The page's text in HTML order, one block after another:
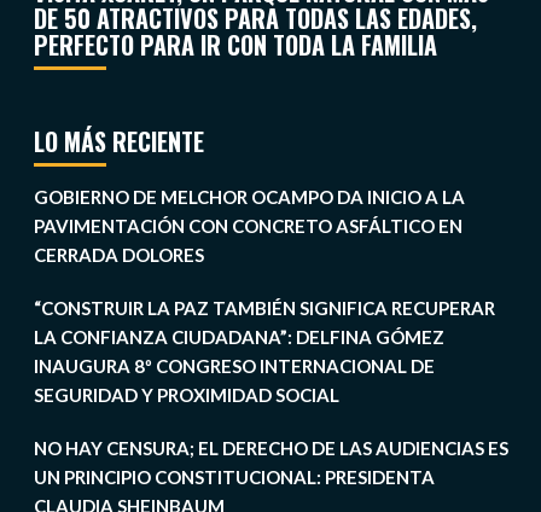
DE 50 ATRACTIVOS PARA TODAS LAS EDADES,
PERFECTO PARA IR CON TODA LA FAMILIA
LO MÁS RECIENTE
GOBIERNO DE MELCHOR OCAMPO DA INICIO A LA
PAVIMENTACIÓN CON CONCRETO ASFÁLTICO EN
CERRADA DOLORES
“CONSTRUIR LA PAZ TAMBIÉN SIGNIFICA RECUPERAR
LA CONFIANZA CIUDADANA”: DELFINA GÓMEZ
INAUGURA 8º CONGRESO INTERNACIONAL DE
SEGURIDAD Y PROXIMIDAD SOCIAL
NO HAY CENSURA; EL DERECHO DE LAS AUDIENCIAS ES
UN PRINCIPIO CONSTITUCIONAL: PRESIDENTA
CLAUDIA SHEINBAUM